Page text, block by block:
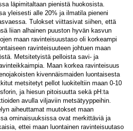
läpimitaltaan pienistä huokosista.
yleisesti alle 20% ja ilmatila pieneni
Tulokset viittasivat siihen, että
liian alhainen puuston hyvän kasvun
maan ravinteisuustaso oli korkeampi
ravinteisuuteen johtuen maan
Metsitetyistä pelloista savi- ja
Maan korkea ravinteisuus
kivennäismaiden luontaisesta
metsitetyt pellot luokiteltiin maan 0-10
ja hiesun pitoisuutta sekä pH:ta
avulla viljaviin metsätyyppeihin.
aiheuttamat muutokset maan
ominaisuuksissa ovat merkittäviä ja
ettei maan luontainen ravinteisuutaso